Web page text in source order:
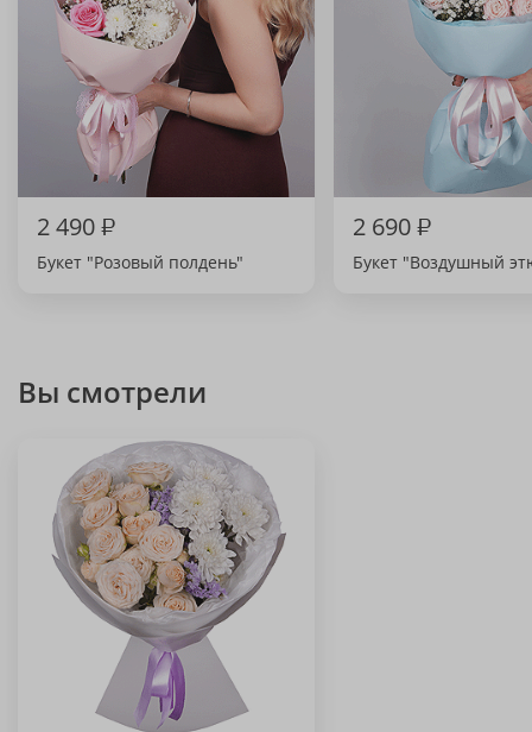
2 490₽
Букет "Розовый полдень"
2 690₽
Букет "Воздушный
Вы смотрели